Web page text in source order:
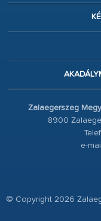
Zalaegerszeg
8900
e-
© Copyright 2026